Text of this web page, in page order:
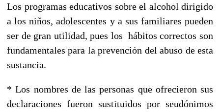
Los programas educativos sobre el alcohol dirigido
a los niños, adolescentes y a sus familiares pueden
ser de gran utilidad, pues los hábitos correctos son
fundamentales para la prevención del abuso de esta
sustancia.
* Los nombres de las personas que ofrecieron sus
declaraciones fueron sustituidos por seudónimos